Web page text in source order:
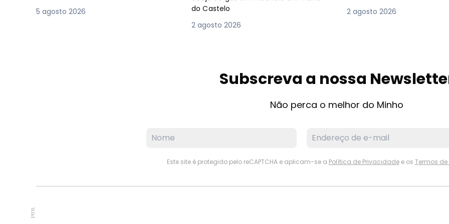
5 agosto 2026
do Castelo
2 agosto 2026
2 agosto 2026
Subscreva a nossa
Não perca o melhor do Minho
Este site é protegido pelo reCAPTCHA e aplicam-se a Política de Privacidadee os Termos de
PUB.